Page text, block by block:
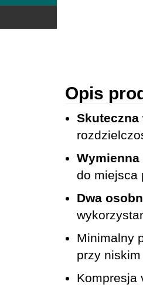
Opis
do miejsca
Dwa
Minimalny
przy
Kompresja